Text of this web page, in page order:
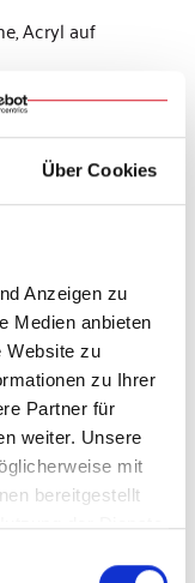
Über Cookies
Anzeigen zu
Medien anbieten
Website zu
zu Ihrer
Partner für
weiter. Unsere
mit
bereitgestellt
der Dienste
– Unter, Acryl
als lebendigen
erfahrbar,
Imaginationen
der monumentale
lädt
– als
Ort und als
hinweg